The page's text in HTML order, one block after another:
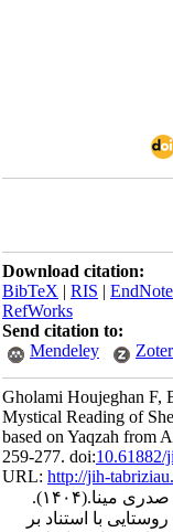
Download
BibTeX|RIS|
RefWorks
Send citation
Mendeley
Gholami
Mystical
based on
259-277. doi:
URL:http://
(۱۴۰۴).
استناد بر